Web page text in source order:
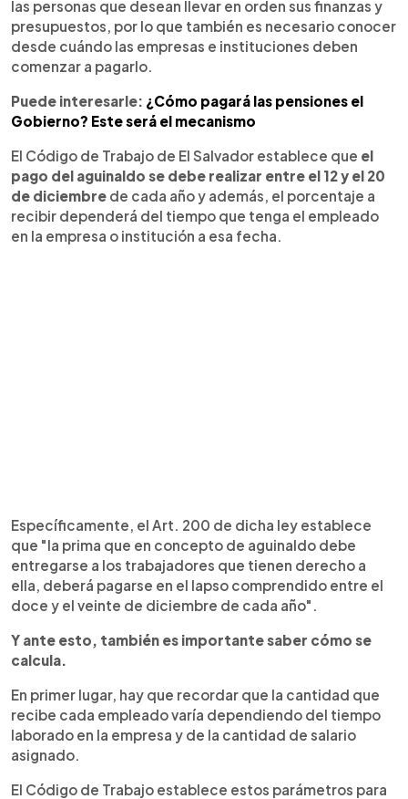
las personas que desean llevar en orden sus finanzas y
presupuestos, por lo que también es necesario conocer
desde cuándo las empresas e instituciones deben
comenzar a pagarlo.
Puede interesarle: ¿Cómo pagará las pensiones el
Gobierno? Este será el mecanismo
El Código de Trabajo de El Salvador establece que el
pago del aguinaldo se debe realizar entre el 12 y el 20
de diciembre de cada año y además, el porcentaje a
recibir dependerá del tiempo que tenga el empleado
en la empresa o institución a esa fecha.
Específicamente, el Art. 200 de dicha ley establece
que "la prima que en concepto de aguinaldo debe
entregarse a los trabajadores que tienen derecho a
ella, deberá pagarse en el lapso comprendido entre el
doce y el veinte de diciembre de cada año".
Y ante esto, también es importante saber cómo se
calcula.
En primer lugar, hay que recordar que la cantidad que
recibe cada empleado varía dependiendo del tiempo
laborado en la empresa y de la cantidad de salario
asignado.
El Código de Trabajo establece estos parámetros para